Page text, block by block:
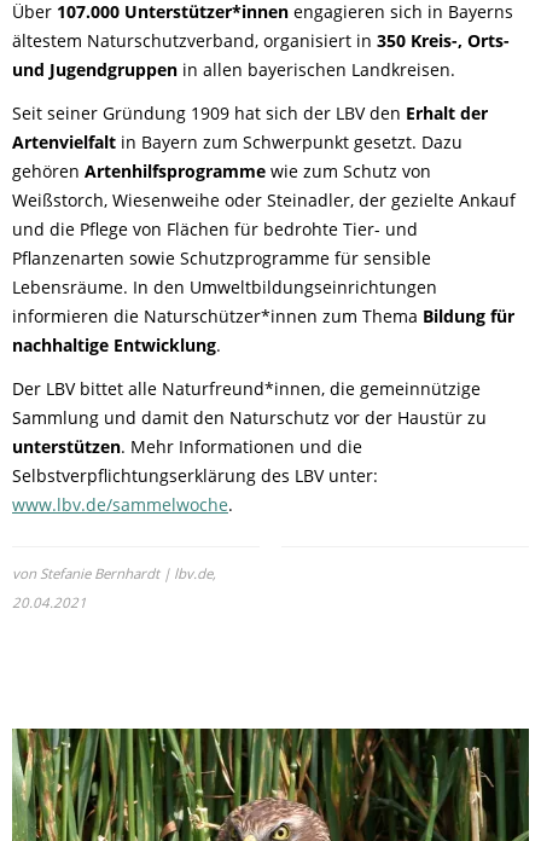
Über 107.000 Unterstützer*innen engagieren sich in Bayerns
ältestem Naturschutzverband, organisiert in 350 Kreis-, Orts-
und Jugendgruppen in allen bayerischen Landkreisen.
Seit seiner Gründung 1909 hat sich der LBV den Erhalt der
Artenvielfalt in Bayern zum Schwerpunkt gesetzt. Dazu
gehören Artenhilfsprogramme wie zum Schutz von
Weißstorch, Wiesenweihe oder Steinadler, der gezielte Ankauf
und die Pflege von Flächen für bedrohte Tier- und
Pflanzenarten sowie Schutzprogramme für sensible
Lebensräume. In den Umweltbildungseinrichtungen
informieren die Naturschützer*innen zum Thema Bildung für
nachhaltige Entwicklung.
Der LBV bittet alle Naturfreund*innen, die gemeinnützige
Sammlung und damit den Naturschutz vor der Haustür zu
unterstützen. Mehr Informationen und die
Selbstverpflichtungserklärung des LBV unter:
www.lbv.de/sammelwoche.
von Stefanie Bernhardt | lbv.de,
20.04.2021